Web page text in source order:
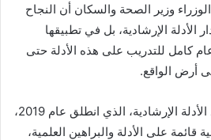
وزير الصحة والسكان أن النجاح
الإرشادية، بل في تطبيقها
كامل للتدريب على هذه الأدلة حتى
أرض الواقع.
وأشار إلى أن مشروع إعداد الأدلة الإرشادية، الذي انطلق عام 2019،
على الأدلة والبراهين العلمية،